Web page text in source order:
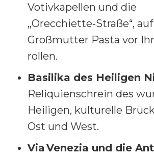
Votivkapellen und die
„Orecchiette‑Straße“,
Großmütter Pasta vor
rollen.
Basilika des Heiligen
Reliquienschrein des
Heiligen, kulturelle
Ost und West.
Via Venezia und die